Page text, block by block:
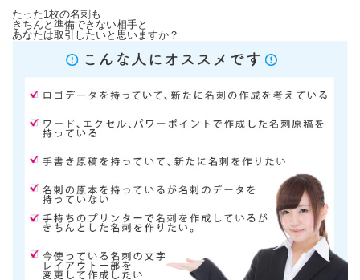
たった1枚の名刺も
きちんと準備できない相手と
あなたは取引したいと思いますか？